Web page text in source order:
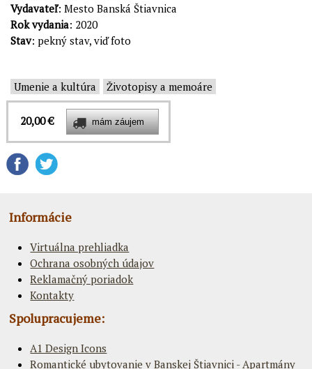
Vydavateľ: Mesto Banská Štiavnica
Rok vydania: 2020
Stav: pekný stav, viď foto
Umenie a kultúra Životopisy a memoáre
20,00 €
Informácie
Virtuálna prehliadka
Ochrana osobných údajov
Reklamačný poriadok
Kontakty
Spolupracujeme:
A1 Design Icons
Romantické ubytovanie v Banskej Štiavnici - Apartmány